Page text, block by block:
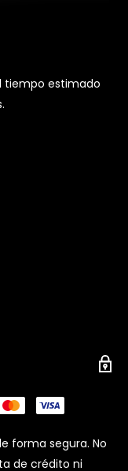
tiempo estimado
forma segura. No
de crédito ni